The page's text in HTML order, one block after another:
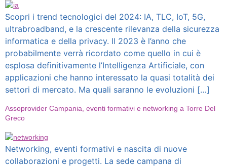
Scopri i trend tecnologici del 2024: IA, TLC, IoT, 5G,
ultrabroadband, e la crescente rilevanza della sicurezza
informatica e della privacy. Il 2023 è l’anno che
probabilmente verrà ricordato come quello in cui è
esplosa definitivamente l’Intelligenza Artificiale, con
applicazioni che hanno interessato la quasi totalità dei
settori di mercato. Ma quali saranno le evoluzioni […]
Assoprovider Campania, eventi formativi e networking a Torre Del
Greco
Networking, eventi formativi e nascita di nuove
collaborazioni e progetti. La sede campana di